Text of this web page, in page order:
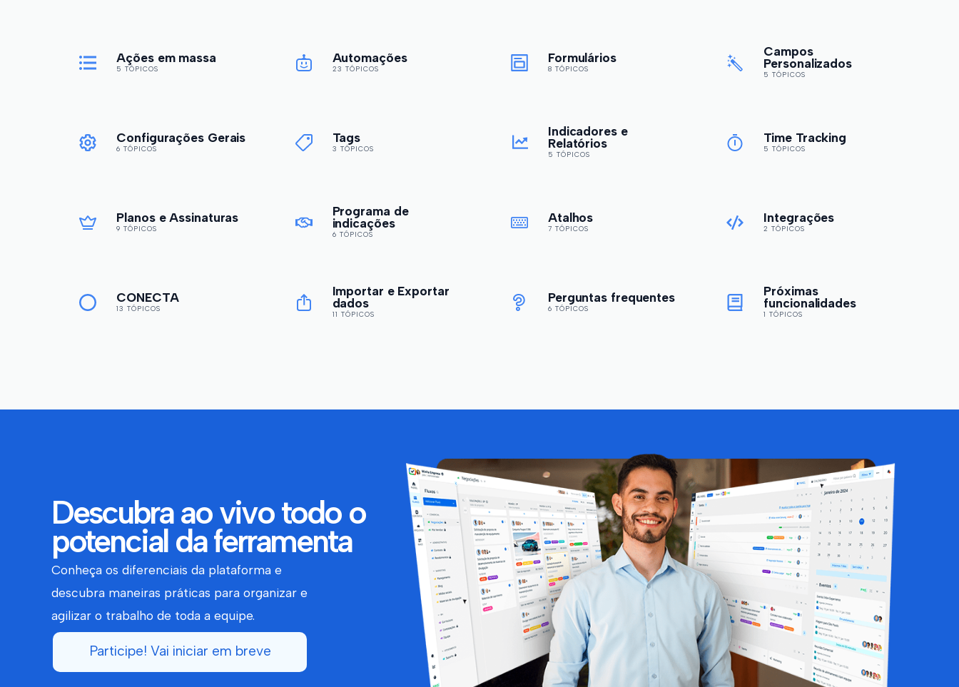
Ações em massa
5 TÓPICOS
Automações
23 TÓPICOS
Formulários
8 TÓPICOS
Campos
Personalizados
5 TÓPICOS
Configurações Gerais
6 TÓPICOS
Tags
3 TÓPICOS
Indicadores e
Relatórios
5 TÓPICOS
Time Tracking
5 TÓPICOS
Planos e Assinaturas
9 TÓPICOS
Programa de
indicações
6 TÓPICOS
Atalhos
7 TÓPICOS
Integrações
2 TÓPICOS
CONECTA
13 TÓPICOS
Importar e Exportar
dados
11 TÓPICOS
Perguntas frequentes
6 TÓPICOS
Próximas
funcionalidades
1 TÓPICOS
Descubra ao vivo todo o
potencial da ferramenta
Conheça os diferenciais da plataforma e
descubra maneiras práticas para organizar e
agilizar o trabalho de toda a equipe.
Participe! Vai iniciar em breve